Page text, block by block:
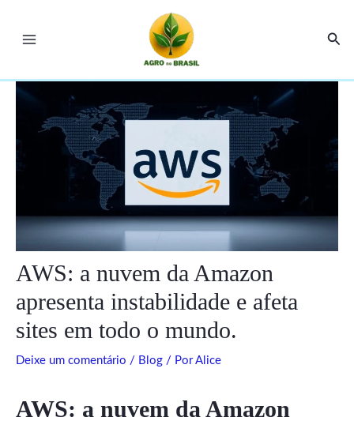
Menu
AWS: a nuvem da Amazon
apresenta instabilidade e afeta
sites em todo o mundo.
Deixe um comentário / Blog / PorAlice
AWS: a nuvem da Amazon